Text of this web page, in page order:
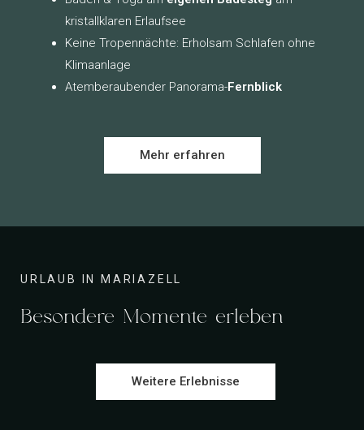
kristallklaren Erlaufsee
Keine Tropennächte: Erholsam Schlafen ohne
Klimaanlage
Atemberaubender Panorama-Fernblick
Mehr erfahren
URLAUB IN MARIAZELL
Besondere Momente erleben
Weitere Erlebnisse